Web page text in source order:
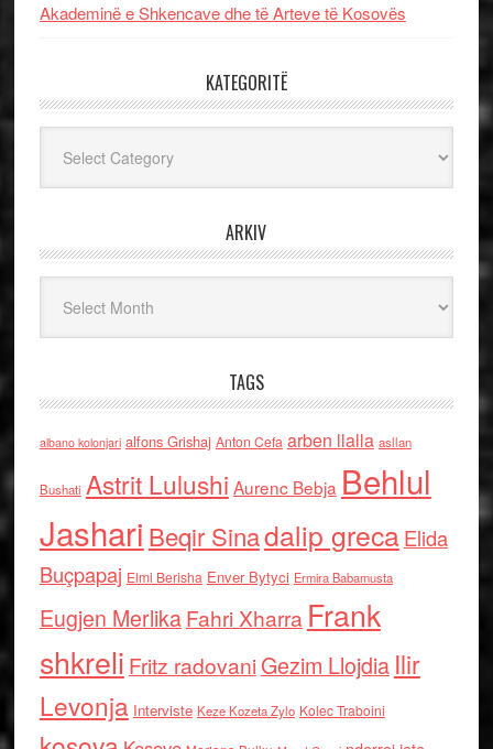
Akademinë e Shkencave dhe të Arteve të Kosovës
KATEGORITË
ARKIV
TAGS
albano kolonjari alfons Grishaj Anton Cefa arben llalla asllan
Bushati Astrit Lulushi Aurenc Bebja Behlul
Jashari Beqir Sinadalip grecaElida
Buçpapaj Elmi Berisha Enver Bytyci Ermira Babamusta
Eugjen MerlikaFahri Xharra Frank
shkreli Fritz radovaniGezim Llojdia Ilir
Levonja Interviste Keze Kozeta Zylo Kolec Traboini